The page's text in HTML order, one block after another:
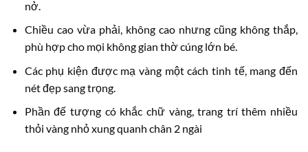
nở.
Chiều cao vừa phải, không cao nhưng cũng không thắp,
phù hợp cho mọi không gian thờ cúng lớn bé.
Các phụ kiện được mạ vàng một cách tinh tế, mang đến
nét đẹp sang trọng.
Phần đế tượng có khắc chữ vàng, trang trí thêm nhiều
thỏi vàng nhỏ xung quanh chân 2 ngài